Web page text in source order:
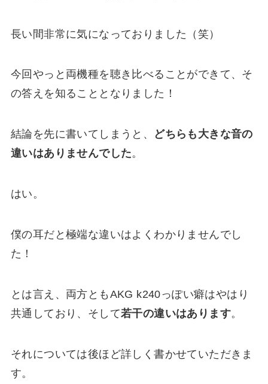
長い間非常に気になっておりました（笑）
今回やっと両機種を聴き比べることができて、そ
の答えを知ることとなりました！
結論を先に書いてしまうと、
どちらも大きな音の
違いはありませんでした。
はい。
僕の耳だと極端な違いはよくわかりませんでし
た！
とは言え、両方ともAKG k240っぽい癖はやはり
共通しており、そして若干の違いはあります。
それについては後ほど詳しく書かせていただきま
す。